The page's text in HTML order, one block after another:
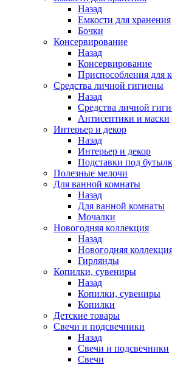
Назад
Емкости для хранения
Бочки
Консервирование
Назад
Консервирование
Приспособления для
Средства личной гигиены
Назад
Средства личной
Антисептики и маски
Интерьер и декор
Назад
Интерьер и декор
Подставки под
Полезные мелочи
Для ванной комнаты
Назад
Для ванной комнаты
Мочалки
Новогодняя коллекция
Назад
Новогодняя
Гирлянды
Копилки, сувениры
Назад
Копилки, сувениры
Копилки
Детские товары
Свечи и подсвечники
Назад
Свечи и подсвечники
Свечи